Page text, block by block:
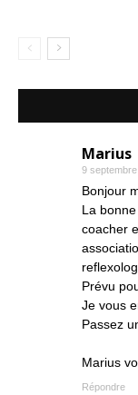
Marius
9
Bonjour
La
coacher
Prévu
Je vous
Passez
Marius
Répondre